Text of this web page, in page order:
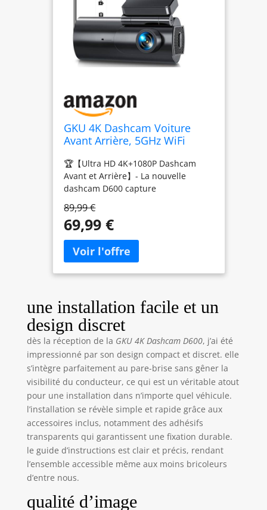
GKU 4K Dashcam Voiture
Avant Arrière, 5GHz WiFi
🏆【Ultra HD 4K+1080P Dashcam
Avant et Arrière】- La nouvelle
dashcam D600 capture
avec une résolution avant 4K et
arrière 1080P. En mode caméra
voiture avant seule, après avoir
débranché la caméra arrière, elle
fonctionne aussi en 4K 2160P/30fps.
Avec son objectif grand angle 170°,
nocturne WDR, elle capture des
images claires même en faible
luminosité, afin de couvrir chaque
angle de conduite sur la route sans
rien manquer. 📱【Contrôle
5.8GHz/2.4GHz WiFi et APP intégré】-
Le dashcam voiture est livré avec
l'application "GKU GO" pour
smartphones Android ou iOS pour
obtenir un flux en direct, télécharger
des vidéos, modifier les paramètres,
éditer et partager vos séquences
simplement. D'une simple pression
du doigt, vous permettant de
partager des morceaux de n'importe
famille. Remarque : La portée
89,99 €
69,99 €
une installation facile et un
design discret
dès la réception de la GKU 4K Dashcam D600, j’ai été
impressionné par son design compact et discret. elle
s’intègre parfaitement au pare-brise sans gêner la
visibilité du conducteur, ce qui est un véritable atout
pour une installation dans n’importe quel véhicule.
l’installation se révèle simple et rapide grâce aux
accessoires inclus, notamment des adhésifs
transparents qui garantissent une fixation durable.
le guide d’instructions est clair et précis, rendant
l’ensemble accessible même aux moins bricoleurs
d’entre nous.
qualité d’image